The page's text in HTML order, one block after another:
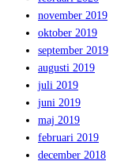
november 2019
oktober 2019
september 2019
augusti 2019
juli 2019
juni 2019
maj 2019
februari 2019
december 2018